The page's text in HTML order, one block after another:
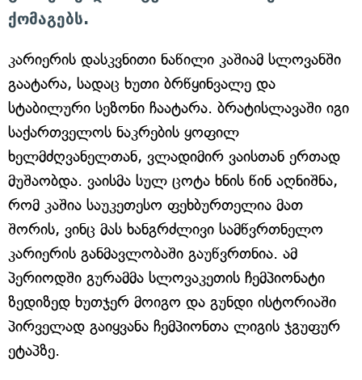
ქომაგებს.
კარიერის დასკვნითი ნაწილი კაშიამ სლოვანში
გაატარა, სადაც ხუთი ბრწყინვალე და
სტაბილური სეზონი ჩაატარა. ბრატისლავაში იგი
საქართველოს ნაკრების ყოფილ
ხელმძღვანელთან, ვლადიმირ ვაისთან ერთად
მუშაობდა. ვაისმა სულ ცოტა ხნის წინ აღნიშნა,
რომ კაშია საუკეთესო ფეხბურთელია მათ
შორის, ვინც მას ხანგრძლივი სამწვრთნელო
კარიერის განმავლობაში გაუწვრთნია. ამ
პერიოდში გურამმა სლოვაკეთის ჩემპიონატი
ზედიზედ ხუთჯერ მოიგო და გუნდი ისტორიაში
პირველად გაიყვანა ჩემპიონთა ლიგის ჯგუფურ
ეტაპზე.